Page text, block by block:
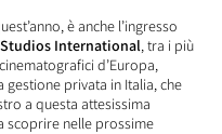
è anche l’ingresso
Studios International, tra i più
d’Europa,
gestione privata in Italia, che
a questa attesissima
scoprire nelle prossime